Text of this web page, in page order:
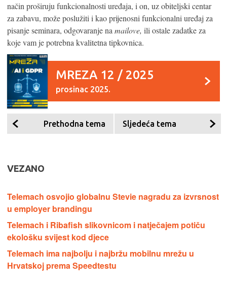
način proširuju funkcionalnosti uređaja, i on, uz obiteljski centar
za zabavu, može poslužiti i kao prijenosni funkcionalni uređaj za
pisanje seminara, odgovaranje namailove, ili ostale zadatke za
koje vam je potrebna kvalitetna tipkovnica.
MREZA 12 / 2025
prosinac 2025.
Prethodna tema Sljedeća tema
VEZANO
Telemach osvojio globalnu Stevie nagradu za izvrsnost
u employer brandingu
Telemach i Ribafish slikovnicom i natječajem potiču
ekološku svijest kod djece
Telemach ima najbolju i najbržu mobilnu mrežu u
Hrvatskoj prema Speedtestu